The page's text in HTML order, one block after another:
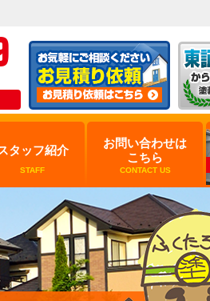
タッフ紹介
STAFF
お問い合わせは
こちら
CONTACT US